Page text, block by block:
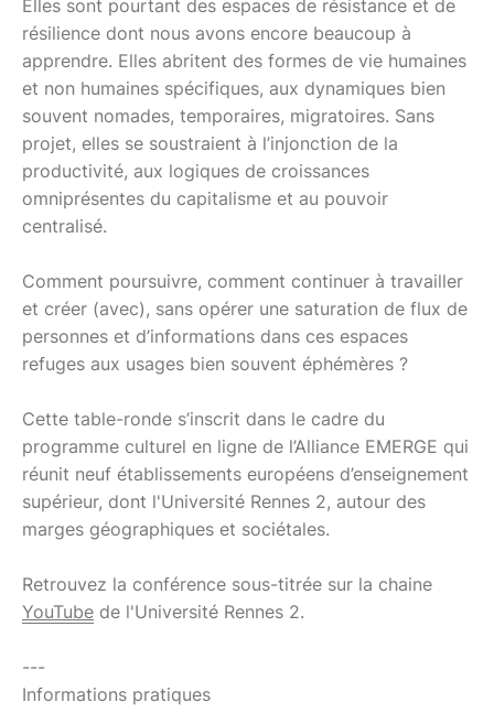
Elles sont pourtant des espaces de résistance et de
résilience dont nous avons encore beaucoup à
apprendre. Elles abritent des formes de vie humaines
et non humaines spécifiques, aux dynamiques bien
souvent nomades, temporaires, migratoires. Sans
projet, elles se soustraient à l’injonction de la
productivité, aux logiques de croissances
omniprésentes du capitalisme et au pouvoir
centralisé.
Comment poursuivre, comment continuer à travailler
et créer (avec), sans opérer une saturation de flux de
personnes et d’informations dans ces espaces
refuges aux usages bien souvent éphémères ?
Cette table-ronde s’inscrit dans le cadre du
programme culturel en ligne de l’Alliance EMERGE qui
réunit neuf établissements européens d’enseignement
supérieur, dont l'Université Rennes 2, autour des
marges géographiques et sociétales.
Retrouvez la conférence sous-titrée sur la chaine
YouTube de l'Université Rennes 2.
---
Informations pratiques